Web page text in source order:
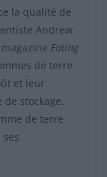
la qualité de
Andrew
Eating
de terre
et leur
stockage.
de terre